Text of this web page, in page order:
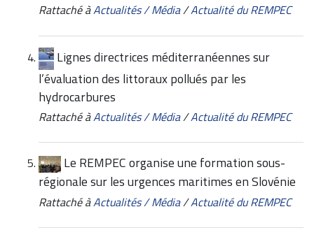
Rattaché àActualités / Média/Actualité du REMPEC
Lignes directrices méditerranéennes sur
l’évaluation des littoraux pollués par les
hydrocarbures
Rattaché àActualités / Média/Actualité du REMPEC
Le REMPEC organise une formation sous-
régionale sur les urgences maritimes en Slovénie
Rattaché àActualités / Média/Actualité du REMPEC